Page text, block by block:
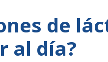
de
al día?